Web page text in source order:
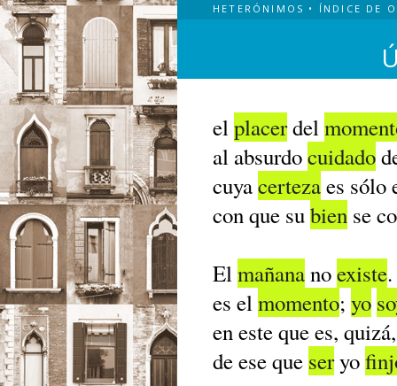
HETERÓNIMOS • ÍNDICE DE
elplacerdel
al absurdocuidado
cuyacertezaes sólo
con que subien se
Elmañananoexiste
es elmomento; yo
en este que es,
de ese que seryo